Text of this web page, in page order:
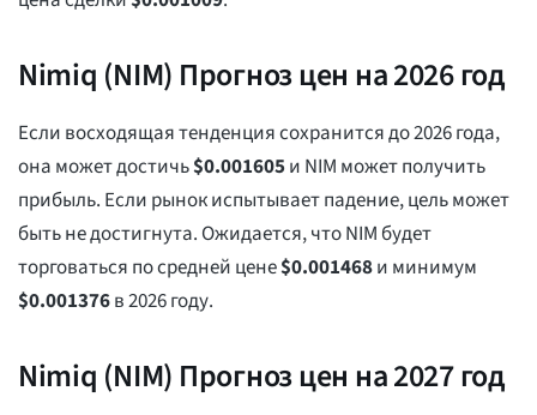
Nimiq (NIM) Прогноз цен на 2026 год
Если восходящая тенденция сохранится до 2026 года,
она может достичь$0.001605и NIM может получить
прибыль. Если рынок испытывает падение, цель может
быть не достигнута. Ожидается, что NIM будет
торговаться по средней цене$0.001468и минимум
$0.001376в 2026 году.
Nimiq (NIM) Прогноз цен на 2027 год